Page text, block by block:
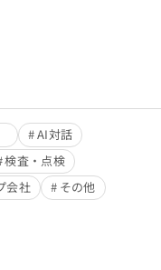
AI対話
検査・点検
会社
その他